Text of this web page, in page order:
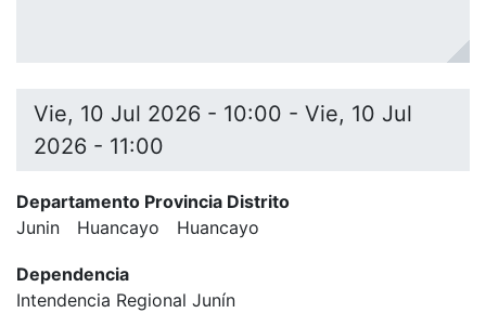
Vie, 10 Jul 2026 - 10:00 - Vie, 10 Jul
2026 - 11:00
Departamento Provincia Distrito
Junin
Huancayo Huancayo
Dependencia
Intendencia Regional Junín